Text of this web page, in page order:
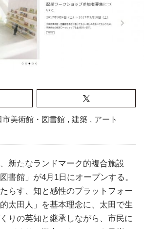
市美術館・図書館 , 建築 , アート
新たなランドマーク的複合施設
書館」が4月1日にオープンする。
らす、知と感性のプラットフォー
太田人」を基本理念に、太田で生
りの英知と継承しながら、市民に